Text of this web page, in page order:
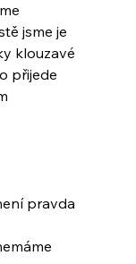
jsme je
klouzavé
přijede
pravda